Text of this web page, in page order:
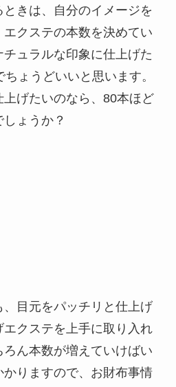
きは、自分のイメージを
クステの本数を決めてい
ュラルな印象に仕上げた
ょうどいいと思います。
げたいのなら、80本ほど
ょうか？
目元をパッチリと仕上げ
クステを上手に取り入れ
ん本数が増えていけばい
かりますので、お財布事情